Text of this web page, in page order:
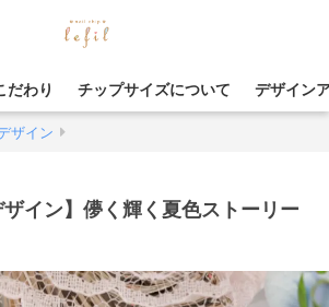
だわり チップサイズについて デザイン
ザイン
ザイン】儚く輝く夏色ストーリー